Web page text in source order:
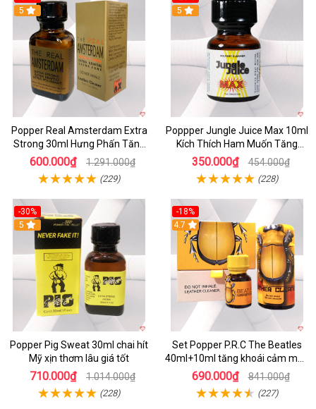
5
Popper Real Amsterdam Extra
Strong 30ml Hưng Phấn Tăng
Mạnh Mua Ngay
600.000₫ 1.291.000₫
(229)
5
Poppper Jungle Juice Max 10ml
Kích Thích Ham Muốn Tăng
Cảm Xúc
350.000₫ 454.000₫
(228)
-30%
5
Popper Pig Sweat 30ml chai hít
Mỹ xịn thơm lâu giá tốt
710.000₫ 1.014.000₫
(228)
-18%
4.7
Set Popper P.R.C The Beatles
40ml+10ml tăng khoái cảm mua
ngay
690.000₫ 841.000₫
(227)